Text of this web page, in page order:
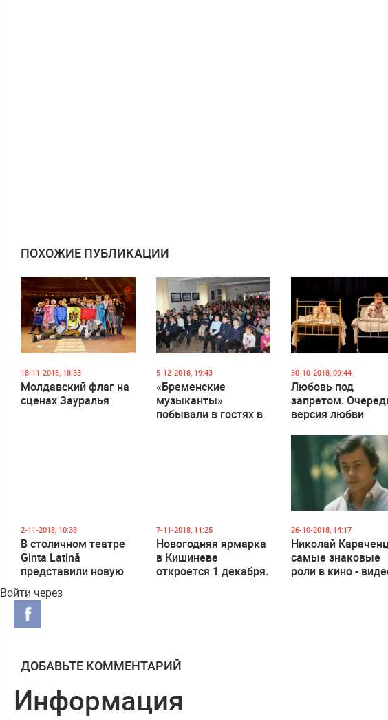
ПОХОЖИЕ ПУБЛИКАЦИИ
18-11-2018, 18:33
Молдавский флаг на
сценах Зауралья
5-12-2018, 19:43
«Бременские
музыканты»
побывали в гостях в
30-10-2018, 09:44
Любовь под
запретом.
версия любви
2-11-2018, 10:33
В столичном театре
Ginta Latină
представили новую
знаменитой
"Соломенной шляпки"
7-11-2018, 11:25
Новогодняя ярмарка
в Кишиневе
откроется 1 декабря.
26-10-2018, 14:17
Николай
самые знаковые
роли в кино -
Войти через
ДОБАВЬТЕ КОММЕНТАРИЙ
Информация